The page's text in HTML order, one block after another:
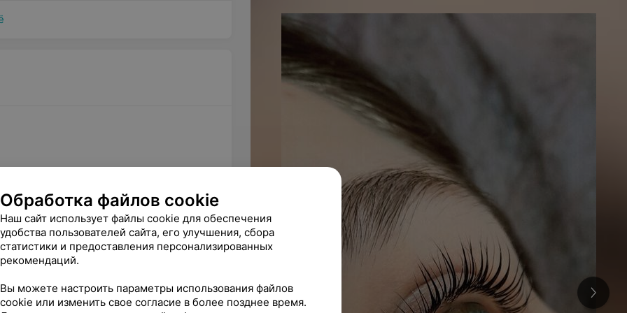
процедуры?
первых суток.
естественную красоту
вид на продолжительный
Обработка файлов cookie
Наш сайт использует файлы cookie для обеспечения
удобства пользователей сайта, его улучшения, сбора
статистики и предоставления персонализированных
рекомендаций.
Вы можете настроить параметры использования файлов
cookie или изменить свое согласие в более позднее время.